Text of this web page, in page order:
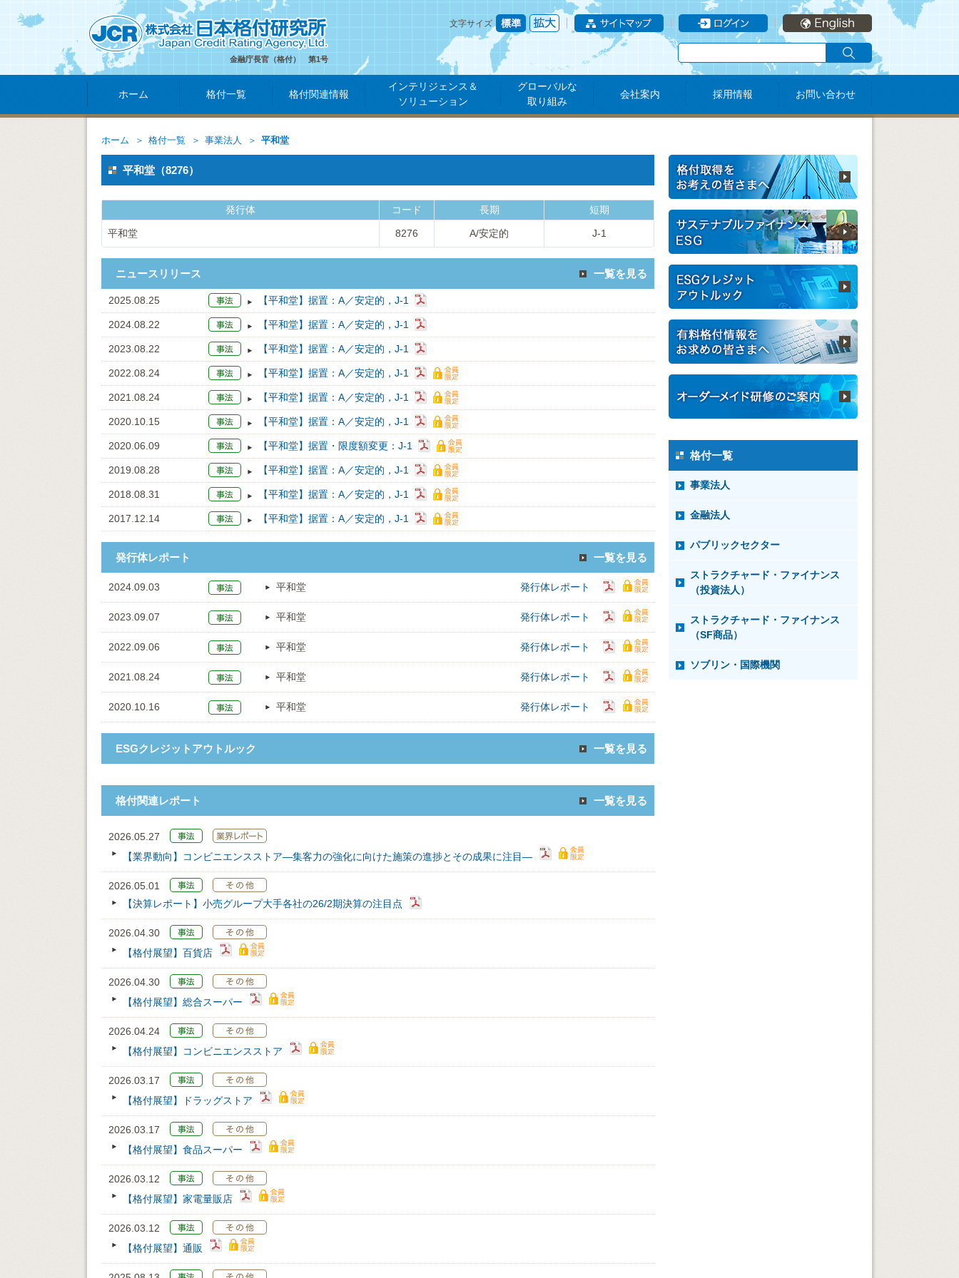
金融庁長官（格付） 第1号
文字サイズ
ホーム 格付一覧 格付関連情報
インテリジェンス＆
ソリューション
グローバルな
取り組み
会社案内 採用情報 お問い合わせ
ホーム 格付一覧 事業法人 平和堂
平和堂（8276）
発行体 コード 長期 短期
平和堂 8276 A/安定的 J-1
ニュースリリース 一覧を見る
2025.08.25 【平和堂】据置：A／安定的，J-1
2024.08.22 【平和堂】据置：A／安定的，J-1
2023.08.22 【平和堂】据置：A／安定的，J-1
2022.08.24 【平和堂】据置：A／安定的，J-1
2021.08.24 【平和堂】据置：A／安定的，J-1
2020.10.15 【平和堂】据置：A／安定的，J-1
2020.06.09 【平和堂】据置・限度額変更：J-1
2019.08.28 【平和堂】据置：A／安定的，J-1
2018.08.31 【平和堂】据置：A／安定的，J-1
2017.12.14 【平和堂】据置：A／安定的，J-1
発行体レポート 一覧を見る
2024.09.03 平和堂 発行体レポート
2023.09.07 平和堂 発行体レポート
2022.09.06 平和堂 発行体レポート
2021.08.24 平和堂 発行体レポート
2020.10.16 平和堂 発行体レポート
ESGクレジットアウトルック 一覧を見る
格付関連レポート 一覧を見る
2026.05.27
【業界動向】コンビニエンスストア―集客力の強化に向けた施策の進捗とその成果に注目―
2026.05.01
【決算レポート】小売グループ大手各社の26/2期決算の注目点
2026.04.30
【格付展望】百貨店
2026.04.30
【格付展望】総合スーパー
2026.04.24
【格付展望】コンビニエンスストア
2026.03.17
【格付展望】ドラッグストア
2026.03.17
【格付展望】食品スーパー
2026.03.12
【格付展望】家電量販店
2026.03.12
【格付展望】通販
格付一覧
事業法人
金融法人
パブリックセクター
ストラクチャード・ファイナンス
（投資法人）
ストラクチャード・ファイナンス
（SF商品）
ソブリン・国際機関